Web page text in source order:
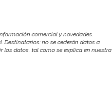
comercial y novedades.
Destinatarios: no se cederán datos a
los datos, tal como se explica en nuestra